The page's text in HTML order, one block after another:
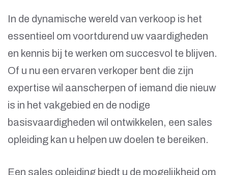
In de dynamische wereld van verkoop is het
essentieel om voortdurend uw vaardigheden
en kennis bij te werken om succesvol te blijven.
Of u nu een ervaren verkoper bent die zijn
expertise wil aanscherpen of iemand die nieuw
is in het vakgebied en de nodige
basisvaardigheden wil ontwikkelen, een sales
opleiding kan u helpen uw doelen te bereiken.
Een sales opleiding biedt u de mogelijkheid om